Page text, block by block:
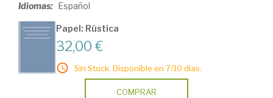
Idiomas: Español
Papel: Rústica
32,00 €
Sin Stock. Disponible en 7/10 días.
COMPRAR